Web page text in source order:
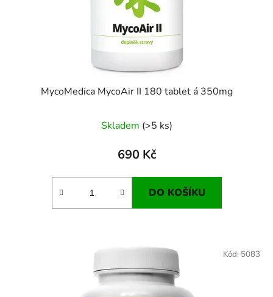
MycoMedica MycoAir II 180 tablet á 350mg
Skladem (>5 ks)
690 Kč
DO KOŠÍKU
Kód: 5083